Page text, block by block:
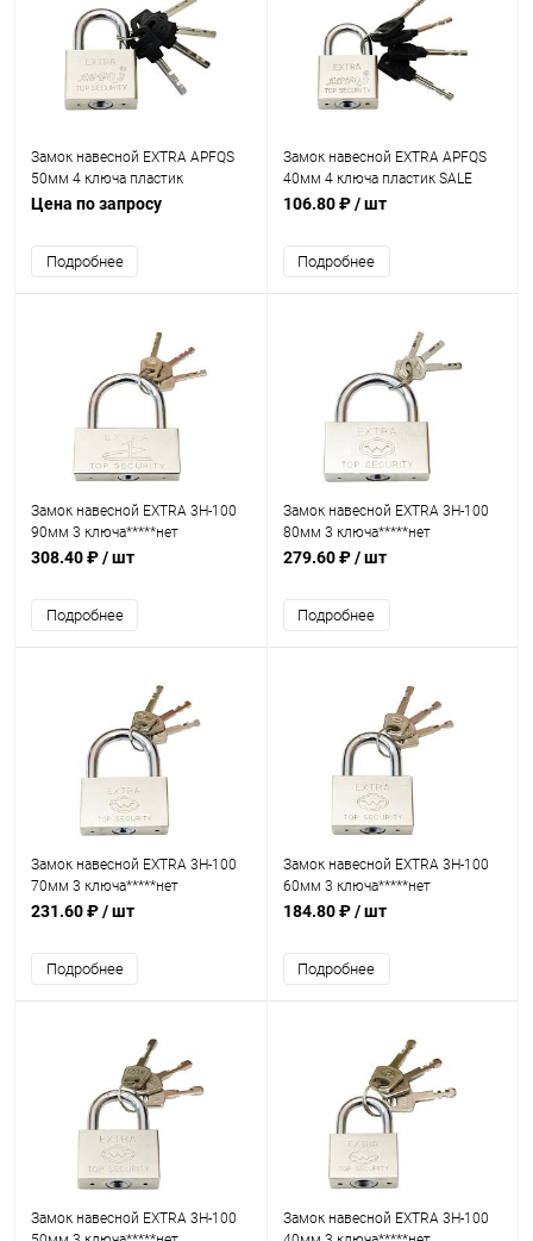
Замок навесной EXTRA APFQS
50мм 4 ключа пластик
Цена по запросу
Подробнее
Замок навесной EXTRA APFQS
40мм 4 ключа пластик SALE
106.80 ₽/ шт
Подробнее
Замок навесной EXTRA 3H-100
90мм 3 ключа*****нет
308.40 ₽/ шт
Подробнее
Замок навесной EXTRA 3H-100
80мм 3 ключа*****нет
279.60 ₽/ шт
Подробнее
Замок навесной EXTRA 3H-100
70мм 3 ключа*****нет
231.60 ₽/ шт
Подробнее
Замок навесной EXTRA 3H-100
60мм 3 ключа*****нет
184.80 ₽/ шт
Подробнее
Замок навесной EXTRA 3H-100
Замок навесной EXTRA 3H-100